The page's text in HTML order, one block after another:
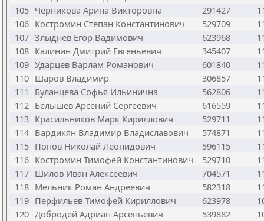
105 Черникова Арина Викторовна 291427
106 Костромин Степан Константинович 529709
107 Злыднев Егор Вадимович 623968
108 Калинин Дмитрий Евгеньевич 345407
109 Ударцев Варлам Романович 601840
110 Шаров Владимир 306857
111
Буланцева Софья Ильинична 562806
112 Белышев Арсений Сергеевич 616559
113 Красильников Марк Кириллович 529711
114 Вардикян Владимир Владиславович 574871
115 Попов Николай Леонидович 596115
116 Костромин Тимофей Константинович 529710
117 Шилов Иван Алексеевич 704571
118 Мельник Роман Андреевич 582318
119 Перфильев Тимофей Кириллович 623978
120 Добродей Адриан Арсеньевич 539882